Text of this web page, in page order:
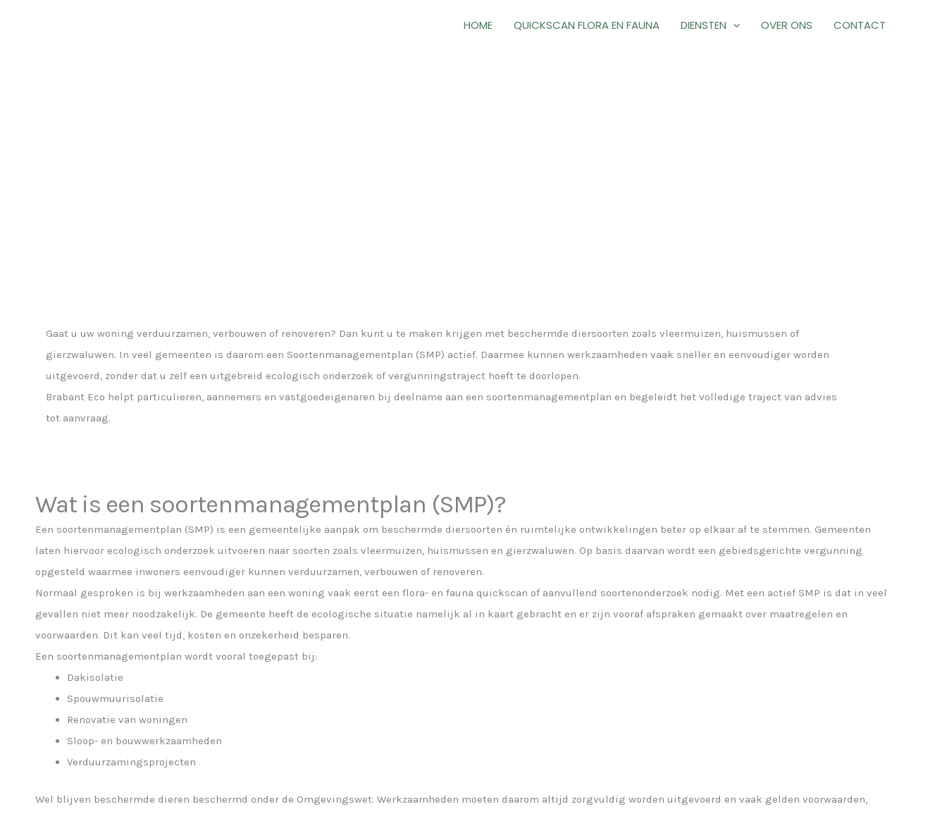
HOME QUICKSCAN FLORA EN FAUNA DIENSTEN OVER ONS CONTACT
Gaat u uw woning verduurzamen, verbouwen of renoveren? Dan kunt u te maken krijgen met beschermde diersoorten zoals vleermuizen, huismussen of
gierzwaluwen. In veel gemeenten is daarom een Soortenmanagementplan (SMP) actief. Daarmee kunnen werkzaamheden vaak sneller en eenvoudiger worden
uitgevoerd, zonder dat u zelf een uitgebreid ecologisch onderzoek of vergunningstraject hoeft te doorlopen.
Brabant Eco helpt particulieren, aannemers en vastgoedeigenaren bij deelname aan een soortenmanagementplan en begeleidt het volledige traject van advies
tot aanvraag.
Wat is een soortenmanagementplan (SMP)?
Een soortenmanagementplan (SMP) is een gemeentelijke aanpak om beschermde diersoorten én ruimtelijke ontwikkelingen beter op elkaar af te stemmen. Gemeenten
laten hiervoor ecologisch onderzoek uitvoeren naar soorten zoals vleermuizen, huismussen en gierzwaluwen. Op basis daarvan wordt een gebiedsgerichte vergunning
opgesteld waarmee inwoners eenvoudiger kunnen verduurzamen, verbouwen of renoveren.
Normaal gesproken is bij werkzaamheden aan een woning vaak eerst een flora- en fauna quickscan of aanvullend soortenonderzoek nodig. Met een actief SMP is dat in veel
gevallen niet meer noodzakelijk. De gemeente heeft de ecologische situatie namelijk al in kaart gebracht en er zijn vooraf afspraken gemaakt over maatregelen en
voorwaarden. Dit kan veel tijd, kosten en onzekerheid besparen.
Een soortenmanagementplan wordt vooral toegepast bij:
Dakisolatie
Spouwmuurisolatie
Renovatie van woningen
Sloop- en bouwwerkzaamheden
Verduurzamingsprojecten
Wel blijven beschermde dieren beschermd onder de Omgevingswet. Werkzaamheden moeten daarom altijd zorgvuldig worden uitgevoerd en vaak gelden voorwaarden,